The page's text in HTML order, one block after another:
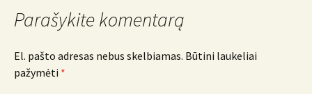
Parašykite komentarą
El. pašto adresas nebus skelbiamas. Būtini laukeliai
pažymėti *